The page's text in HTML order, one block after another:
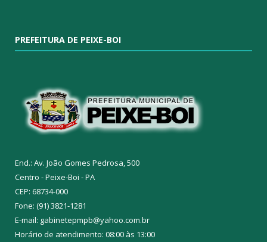
PREFEITURA DE PEIXE-BOI
End.: Av. João Gomes Pedrosa, 500
Centro - Peixe-Boi - PA
CEP: 68734-000
Fone: (91) 3821-1281
E-mail: gabinetepmpb@yahoo.com.br
Horário de atendimento: 08:00 às 13:00